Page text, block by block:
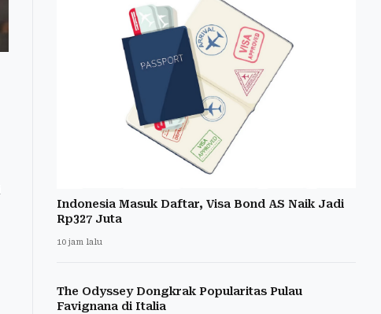
Indonesia Masuk Daftar, Visa Bond AS Naik Jadi
Rp327 Juta
10 jam lalu
The Odyssey Dongkrak Popularitas Pulau
Favignana di Italia